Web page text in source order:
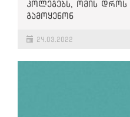
კოლეგებს, ომის
გამოყენონ
24.03.2022